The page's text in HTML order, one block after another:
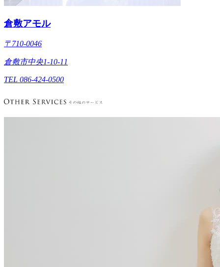
倉敷アモル
〒710-0046
倉敷市中央1-10-11
TEL 086-424-0500